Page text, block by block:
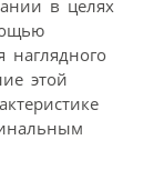
в целях
наглядного
этой